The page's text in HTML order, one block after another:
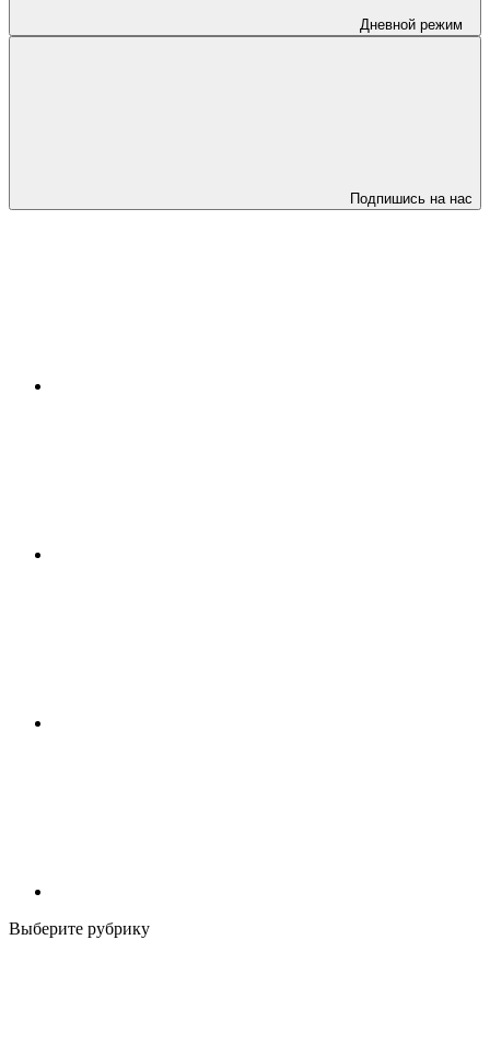
Дневной режим
Подпишись на нас
Выберите рубрику